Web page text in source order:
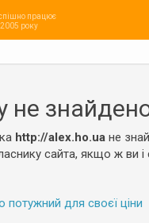
працює
року
не
http://alex.ho.ua не
сайта, якщо ж ви
потужний для своєї ціни